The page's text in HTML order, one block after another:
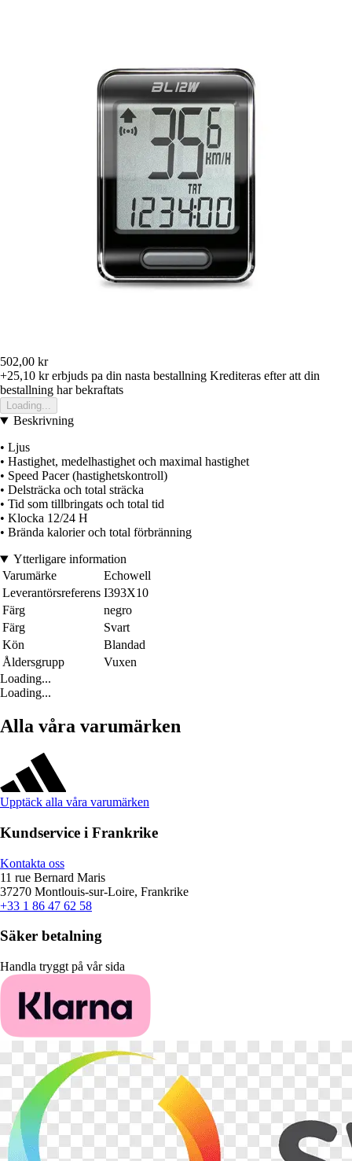
502,00 kr
+25,10 krerbjuds pa din nasta bestallning Krediteras efter att din
bestallning har bekraftats
Loading...
Beskrivning
• Ljus
• Hastighet, medelhastighet och maximal hastighet
• Speed Pacer (hastighetskontroll)
• Delsträcka och total sträcka
• Tid som tillbringats och total tid
• Klocka 12/24 H
• Brända kalorier och total förbränning
Ytterligare information
Varumärke
Echowell
Leverantörsreferens I393X10
Färg
negro
Färg
Svart
Kön
Blandad
Åldersgrupp
Vuxen
Loading...
Loading...
Alla våra varumärken
Upptäck alla våra varumärken
Kundservice i Frankrike
Kontakta oss
11 rue Bernard Maris
37270 Montlouis-sur-Loire, Frankrike
+33 1 86 47 62 58
Säker betalning
Handla tryggt på vår sida